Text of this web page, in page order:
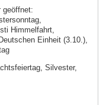
geöffnet:
Himmelfahrt,
Einheit (3.10.),
Silvester,